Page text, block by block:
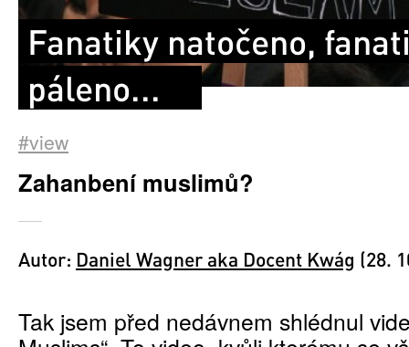
Fanatiky natočeno,
páleno...
#view
Zahanbení muslimů?
Autor: Daniel Wagner aka Docent Kwág (28.
Tak jsem před nedávnem shlédnul